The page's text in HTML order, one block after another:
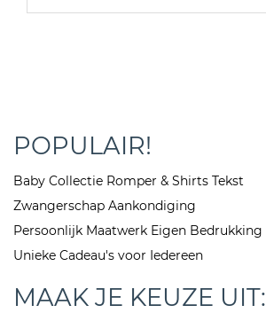
POPULAIR!
Baby Collectie Romper & Shirts Tekst
Zwangerschap Aankondiging
Persoonlijk Maatwerk Eigen Bedrukking
Unieke Cadeau's voor Iedereen
MAAK JE KEUZE UIT: